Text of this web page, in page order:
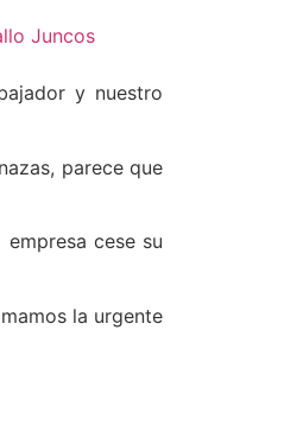
y nuestro
parece que
cese su
la urgente